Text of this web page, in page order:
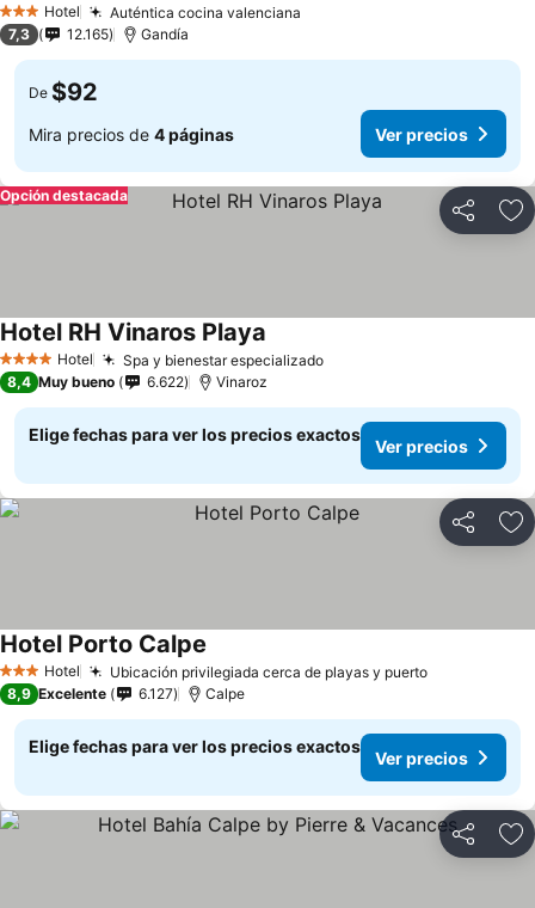
3 Estrellas
Hotel Auténtica cocina valenciana
7,3 12.165 Gandía
De $92
Mira precios de 4 páginas Ver precios
Compartir
Opción destacada
4 EstrellasHotel Spa y bienestar especializado
Hotel RH Vinaros Playa
8,4 Muy bueno 6.622 Vinaroz
Elige fechas para ver los precios exactos
Ver precios
Compartir
3 Estrellas
Hotel Ubicación privilegiada cerca de playas y puerto
Hotel Porto Calpe
8,9 Excelente 6.127 Calpe
Elige fechas para ver los precios exactos
Ver precios
Compartir